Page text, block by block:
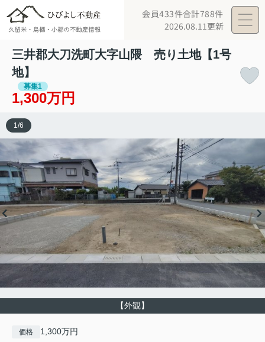
会員433件合計788件
2026.08.11更新
三井郡大刀洗町大字山隈 売り土地【1号
地】
募集1
1,300万円
【外観】
1/6
価格 1,300万円